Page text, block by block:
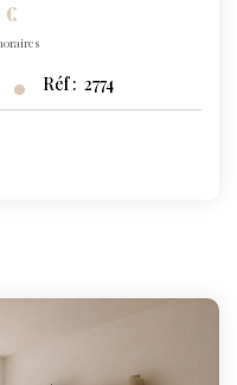
€
Réf : 2774